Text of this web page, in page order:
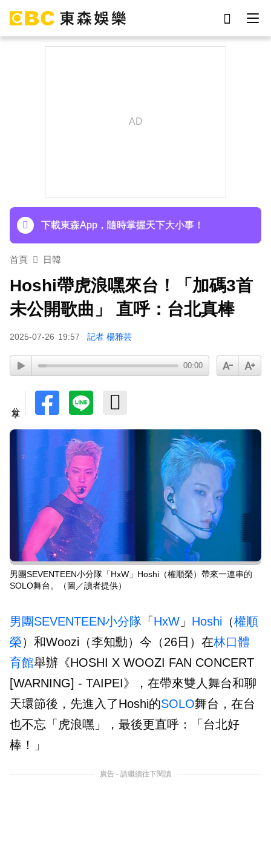
下載東森App，隨時掌握天下大小事！
首頁 日韓
Hoshi帶虎浪嘿來台！「加碼3首
未公開歌曲」 直呼：台北真棒
2025-07-26 19:57 記者 楊雅芸
00:00
男團SEVENTEEN小分隊「HxW」Hoshi（權順榮）帶來一連串的
SOLO舞台。（圖／讀者提供）
男團SEVENTEEN小分隊 「 HxW 」 Hoshi （權順
榮）和Woozi（李知勳）今（26日）在林口體
育館舉辦《HOSHI X WOOZI FAN CONCERT
[WARNING] - TAIPEI》，在帶來雙人舞台和聊
天環節後，先進入了Hoshi的SOLO舞台，在台
也不忘「虎浪嘿」，最後更直呼：「台北好
棒！」
廣告 - 請繼續往下閱讀